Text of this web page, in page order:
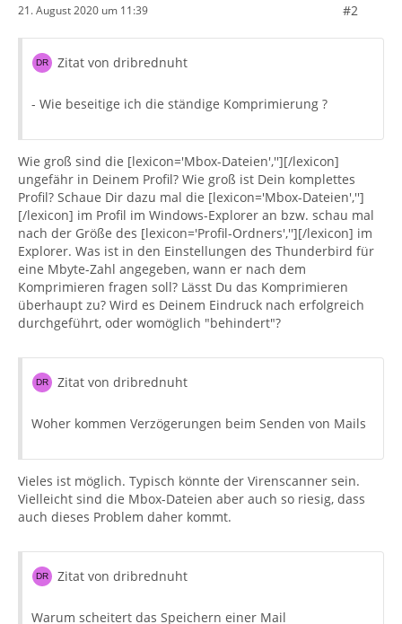
21. August 2020 um 11:39 #2
Zitat von dribrednuht
- Wie beseitige ich die ständige Komprimierung ?
Wie groß sind die [lexicon='Mbox-Dateien',''][/lexicon]
ungefähr in Deinem Profil? Wie groß ist Dein komplettes
Profil? Schaue Dir dazu mal die [lexicon='Mbox-Dateien','']
[/lexicon] im Profil im Windows-Explorer an bzw. schau mal
nach der Größe des [lexicon='Profil-Ordners',''][/lexicon] im
Explorer. Was ist in den Einstellungen des Thunderbird für
eine Mbyte-Zahl angegeben, wann er nach dem
Komprimieren fragen soll? Lässt Du das Komprimieren
überhaupt zu? Wird es Deinem Eindruck nach erfolgreich
durchgeführt, oder womöglich "behindert"?
Zitat von dribrednuht
Woher kommen Verzögerungen beim Senden von Mails
Vieles ist möglich. Typisch könnte der Virenscanner sein.
Vielleicht sind die Mbox-Dateien aber auch so riesig, dass
auch dieses Problem daher kommt.
Zitat von dribrednuht
Warum scheitert das Speichern einer Mail